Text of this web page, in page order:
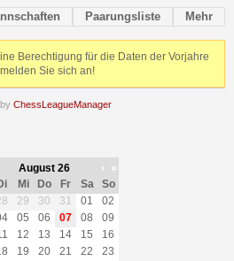
Paarungsliste Mehr
Berechtigung für die Daten der Vorjahre
Sie sich an!
ChessLeagueManager
August 26 ›
»
Mi Do Fr Sa
So
29 30 31 01
02
05 06 07 08
09
12 13 14 15
16
19 20 21 22
23